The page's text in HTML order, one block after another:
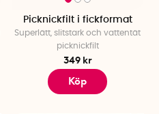
Picknickfilt i fickformat
Superlätt, slitstark och vattentät
picknickfilt
349 kr
Köp